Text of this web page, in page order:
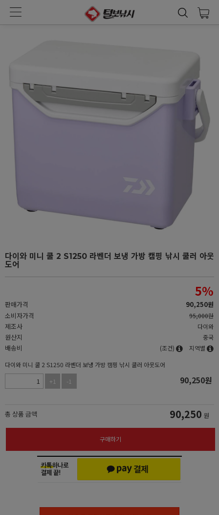
다이와 미니 쿨 2 S1250 라벤더 보냉 가방 캠핑 낚시 쿨러 아웃
도어
판매가격
5%
90,250원
소비자가격
95,000원
제조사 다이와
원산지 중국
배송비 (조건)
지역별
다이와 미니 쿨 2 S1250 라벤더 보냉 가방 캠핑 낚시 쿨러 아웃도어
+1
-1 90,250원
총 상품 금액 90,250 원
구매하기